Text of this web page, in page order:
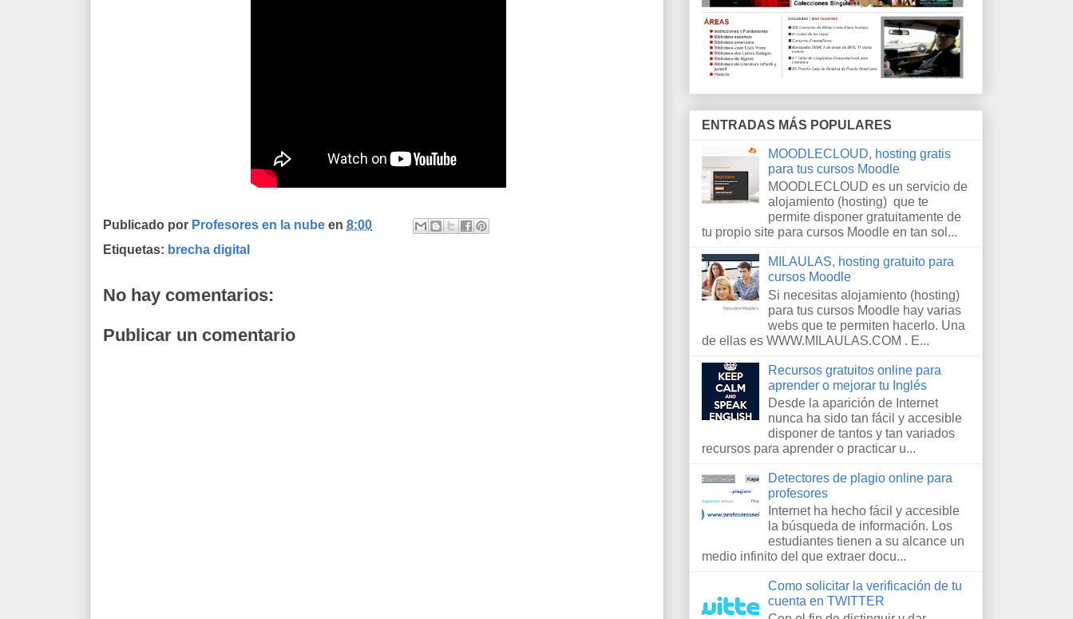
Publicado por Profesores en la nube en 8:00
Etiquetas: brecha digital
No hay comentarios:
Publicar un comentario
ENTRADAS MÁS POPULARES
MOODLECLOUD, hosting gratis
para tus cursos Moodle
MOODLECLOUD es un servicio de
alojamiento (hosting) que te
permite disponer gratuitamente de
tu propio site para cursos Moodle en tan sol...
MILAULAS, hosting gratuito para
cursos Moodle
Si necesitas alojamiento (hosting)
para tus cursos Moodle hay varias
webs que te permiten hacerlo. Una
de ellas es WWW.MILAULAS.COM . E...
Recursos gratuitos online para
aprender o mejorar tu Inglés
Desde la aparición de Internet
nunca ha sido tan fácil y accesible
disponer de tantos y tan variados
recursos para aprender o practicar u...
Detectores de plagio online para
profesores
Internet ha hecho fácil y accesible
la búsqueda de información. Los
estudiantes tienen a su alcance un
medio infinito del que extraer docu...
Como solicitar la verificación de tu
cuenta en TWITTER